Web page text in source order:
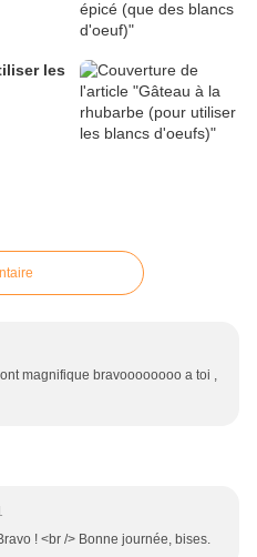
les
magnifique bravoooooooo a toi ,
! <br /> Bonne journée, bises.